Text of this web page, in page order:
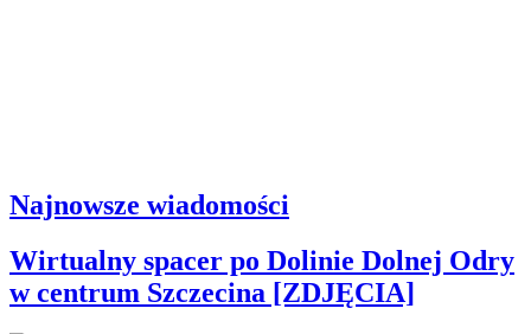
Najnowsze wiadomości
Wirtualny spacer po Dolinie Dolnej Odry
w centrum Szczecina [ZDJĘCIA]